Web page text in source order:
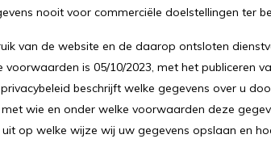
nooit voor commerciële doelstellingen ter
van de website en de daarop ontsloten
is 05/10/2023, met het publiceren
beschrijft welke gegevens over u
wie en onder welke voorwaarden deze
op welke wijze wij uw gegevens opslaan en